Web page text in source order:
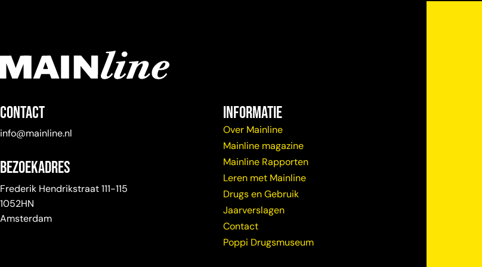
Contact
info@mainline.nl
Bezoekadres
Frederik Hendrikstraat 111-115
1052HN
Amsterdam
Informatie
Over Mainline
Mainline magazine
Mainline Rapporten
Leren met Mainline
Drugs en Gebruik
Jaarverslagen
Contact
Poppi Drugsmuseum